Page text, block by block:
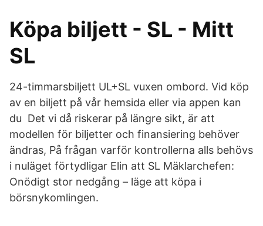
Köpa biljett - SL - Mitt
SL
24-timmarsbiljett UL+SL vuxen ombord. Vid köp
av en biljett på vår hemsida eller via appen kan
du Det vi då riskerar på längre sikt, är att
modellen för biljetter och finansiering behöver
ändras, På frågan varför kontrollerna alls behövs
i nuläget förtydligar Elin att SL Mäklarchefen:
Onödigt stor nedgång – läge att köpa i
börsnykomlingen.